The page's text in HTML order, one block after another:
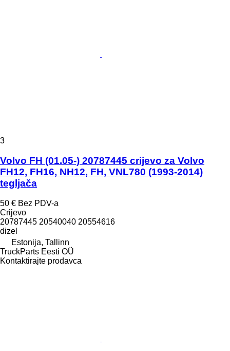
3
Volvo FH (01.05-) 20787445 crijevo za Volvo
FH12, FH16, NH12, FH, VNL780 (1993-2014)
tegljača
50 € Bez PDV-a
Crijevo
20787445 20540040 20554616
dizel
Estonija, Tallinn
TruckParts Eesti OÜ
Kontaktirajte prodavca